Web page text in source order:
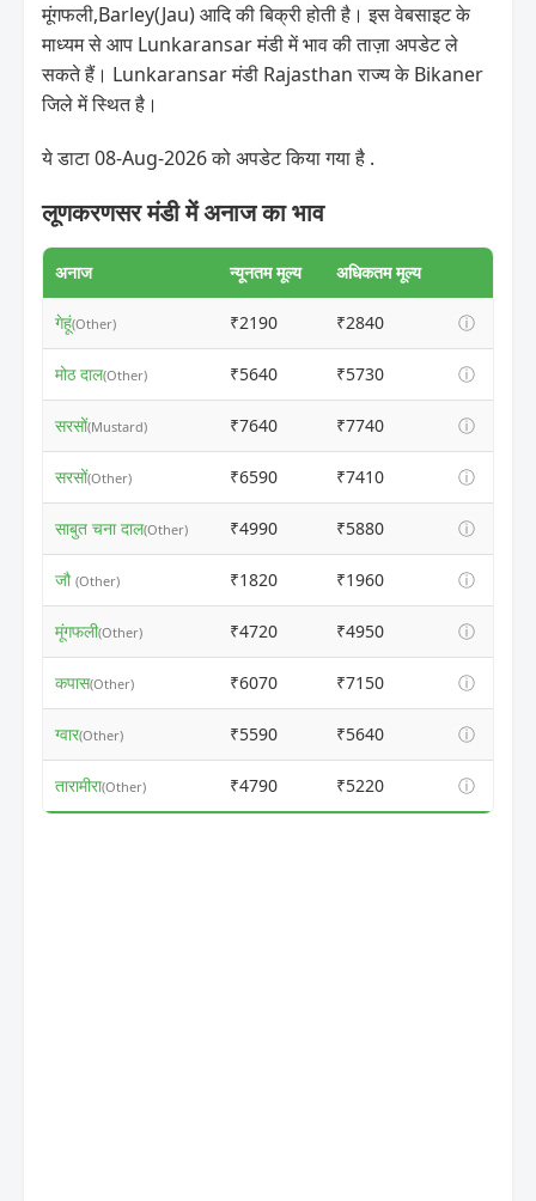
मूंगफली,Barley(Jau) आदि की बिक्री होती है। इस वेबसाइट के
माध्यम से आप Lunkaransar मंडी में भाव की ताज़ा अपडेट ले
सकते हैं। Lunkaransar मंडी Rajasthan राज्य के Bikaner
जिले में स्थित है।
ये डाटा 08-Aug-2026 को अपडेट किया गया है .
लूणकरणसर मंडी में अनाज का भाव
अनाज न्यूनतम मूल्य अधिकतम मूल्य
गेहूं(Other) ₹2190 ₹2840 ⓘ
मोठ दाल(Other) ₹5640 ₹5730 ⓘ
सरसों(Mustard) ₹7640 ₹7740 ⓘ
सरसों(Other) ₹6590 ₹7410 ⓘ
साबुत चना दाल(Other) ₹4990 ₹5880 ⓘ
जौ (Other) ₹1820 ₹1960 ⓘ
मूंगफली(Other) ₹4720 ₹4950 ⓘ
कपास(Other) ₹6070 ₹7150 ⓘ
ग्वार(Other) ₹5590 ₹5640 ⓘ
तारामीरा(Other) ₹4790 ₹5220 ⓘ